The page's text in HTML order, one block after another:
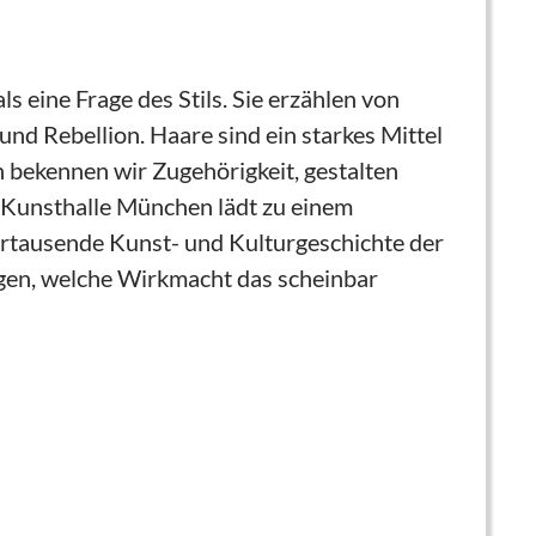
eine Frage des Stils. Sie erzählen von
Rebellion. Haare sind ein starkes Mittel
wir Zugehörigkeit, gestalten
München lädt zu einem
Kunst- und Kulturgeschichte der
welche Wirkmacht das scheinbar